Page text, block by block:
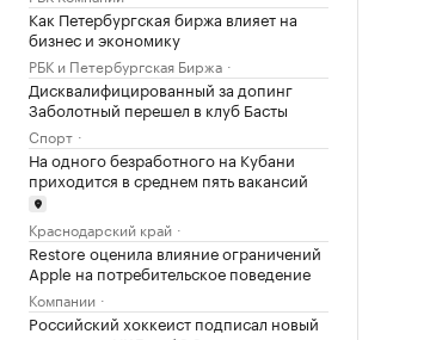
Как Петербургская биржа влияет на
бизнес и экономику
РБК и Петербургская Биржа
Дисквалифицированный за допинг
Заболотный перешел в клуб Басты
Спорт
На одного безработного на Кубани
приходится в среднем пять вакансий
Краснодарский край
Restore оценила влияние ограничений
Apple на потребительское поведение
Компании
Российский хоккеист подписал новый